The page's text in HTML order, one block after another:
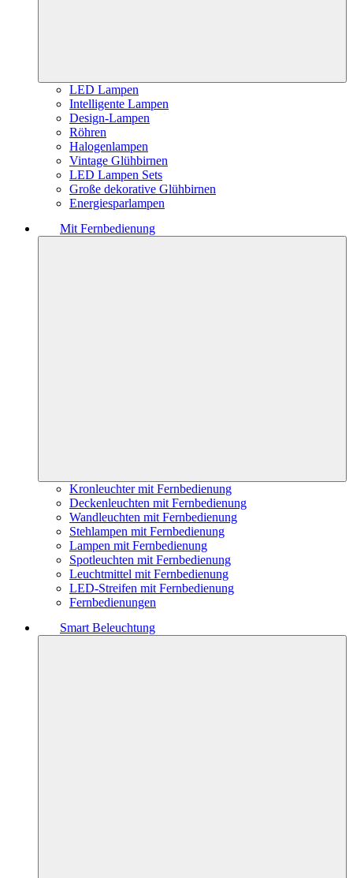
LED Lampen
Intelligente Lampen
Design-Lampen
Röhren
Halogenlampen
Vintage Glühbirnen
LED Lampen Sets
Große dekorative Glühbirnen
Energiesparlampen
Mit Fernbedienung
Kronleuchter mit Fernbedienung
Deckenleuchten mit Fernbedienung
Wandleuchten mit Fernbedienung
Stehlampen mit Fernbedienung
Lampen mit Fernbedienung
Spotleuchten mit Fernbedienung
Leuchtmittel mit Fernbedienung
LED-Streifen mit Fernbedienung
Fernbedienungen
Smart Beleuchtung